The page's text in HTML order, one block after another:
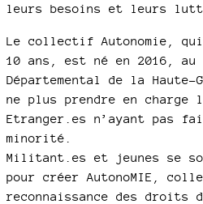
leurs besoins et leurs
Le collectif Autonomie,
10 ans, est né en 2016, au
Départemental de la Haute-
ne plus prendre en charge
Etranger.es n’ayant pas
minorité.
Militant.es et jeunes se
pour créer AutonoMIE,
reconnaissance des droits